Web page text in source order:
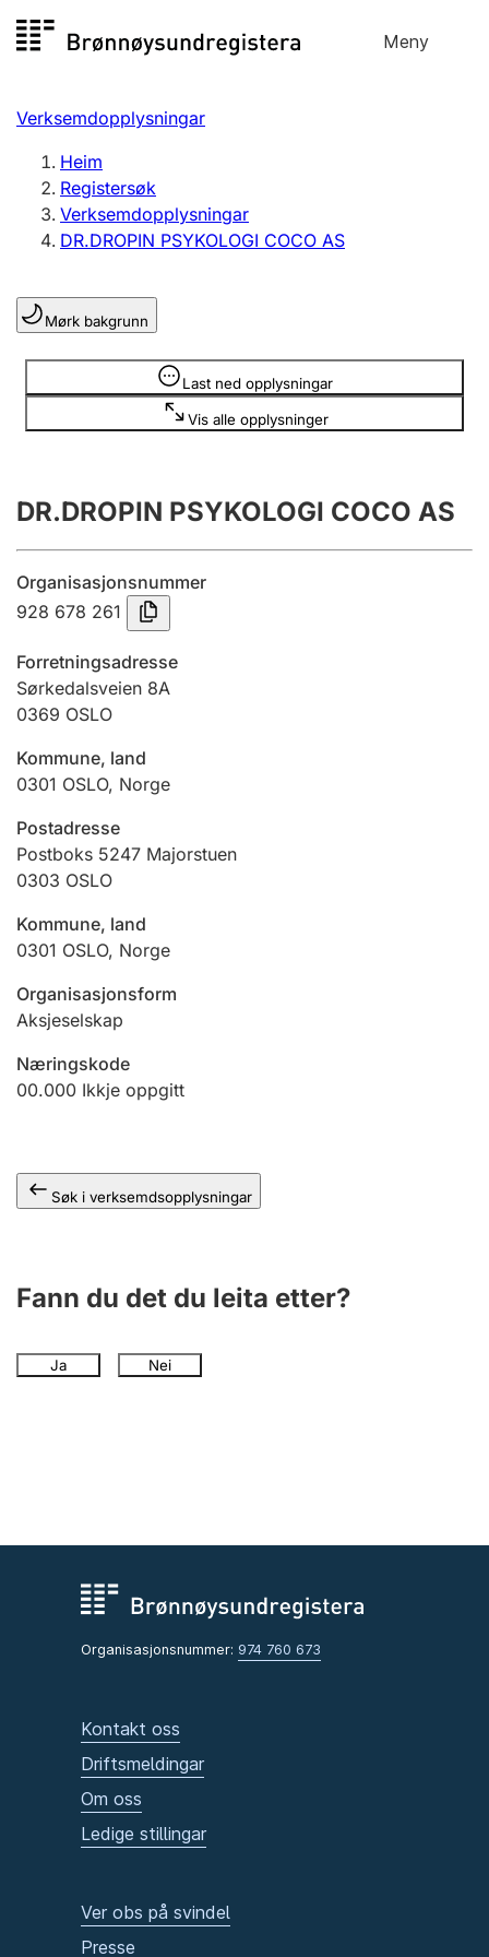
til
Meny
Registersøk
Aksjeselskap
Enkeltpersonføretak
Registrere, endre, slette
Lag og foreining
Registrere, endre, slette
Årsrekneskap
Innsending og forseinkingsgebyr
Tinglysing
Jeger
Ektepaktrettleiaren
Verksemdopplysningar
Heim
Registersøk
Verksemdopplysningar
DR.DROPIN PSYKOLOGI COCO AS
Mørk bakgrunn
Last ned opplysningar
Vis alle opplysninger
Opplysninger er skjult
DR.DROPIN PSYKOLOGI COCO AS
Organisasjonsnummer
928 678 261
Forretningsadresse
Sørkedalsveien 8A
0369 OSLO
Kommune, land
0301 OSLO, Norge
Postadresse
Postboks 5247 Majorstuen
0303 OSLO
Kommune, land
0301 OSLO, Norge
Organisasjonsform
Aksjeselskap
Næringskode
00.000 Ikkje oppgitt
Søk i verksemdsopplysningar
Fann du det du leita etter?
Ja Nei
Organisasjonsnummer: 974 760 673
Kontakt oss
Driftsmeldingar
Om oss
Ledige stillingar
Ver obs på svindel
Presse